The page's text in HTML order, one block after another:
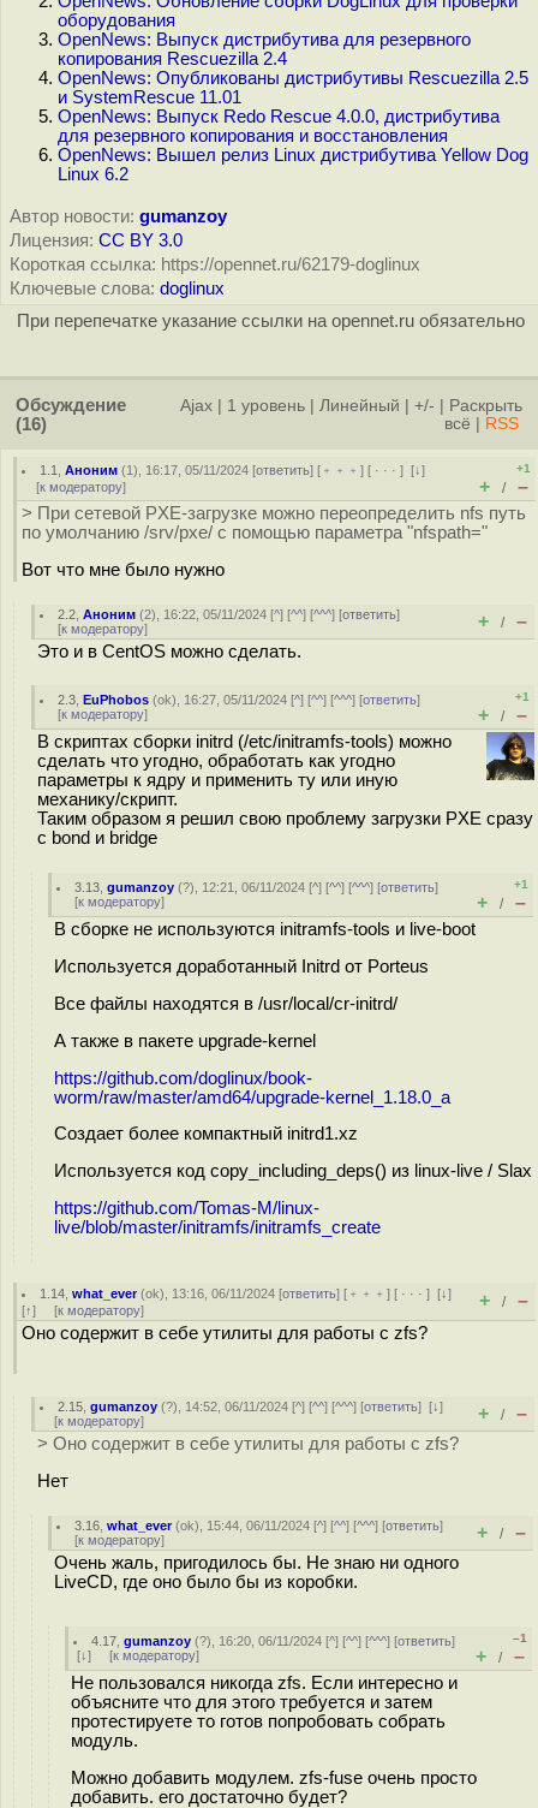
оборудования
OpenNews: Выпуск дистрибутива для резервного
копирования Rescuezilla 2.4
OpenNews: Опубликованы дистрибутивы Rescuezilla 2.5
и SystemRescue 11.01
OpenNews: Выпуск Redo Rescue 4.0.0, дистрибутива
для резервного копирования и восстановления
OpenNews: Вышел релиз Linux дистрибутива Yellow Dog
Linux 6.2
Автор новости: gumanzoy
Лицензия: CC BY 3.0
Короткая ссылка: https://opennet.ru/62179-doglinux
Ключевые слова: doglinux
При перепечатке указание ссылки на opennet.ru обязательно
Обсуждение
(16)
Ajax 1 уровень Линейный +/-
Раскрыть
всё
RSS
1.1 ,Аноним (1), 16:17, 05/11/2024 [ответить] [ ﹢﹢﹢] [ · · ·][↓]
[к модератору]
+1
+ / –
> При сетевой PXE-загрузке можно переопределить nfs путь
по умолчанию /srv/pxe/ с помощью параметра "nfspath="
Вот что мне было нужно
2.2 ,Аноним (2), 16:22, 05/11/2024 [^] [^^] [^^^] [ответить]
[к модератору] + / –
Это и в CentOS можно сделать.
2.3 ,EuPhobos (ok), 16:27, 05/11/2024 [^] [^^] [^^^] [ответить]
[к модератору]
+1
+ / –
В скриптах сборки initrd (/etc/initramfs-tools) можно
сделать что угодно, обработать как угодно
параметры к ядру и применить ту или иную
механику/скрипт.
Таким образом я решил свою проблему загрузки PXE сразу
с bond и bridge
3.13 ,gumanzoy (?), 12:21, 06/11/2024 [^] [^^] [^^^] [ответить]
[к модератору]
+1
+ / –
В сборке не используются initramfs-tools и live-boot
Используется доработанный Initrd от Porteus
Все файлы находятся в /usr/local/cr-initrd/
А также в пакете upgrade-kernel
https://github.com/doglinux/book-
worm/raw/master/amd64/upgrade-kernel_1.18.0_a
Создает более компактный initrd1.xz
Используется код copy_including_deps() из linux-live / Slax
https://github.com/Tomas-M/linux-
live/blob/master/initramfs/initramfs_create
1.14 ,what_ever(ok), 13:16, 06/11/2024 [ответить] [ ﹢﹢﹢] [ · · ·][↓]
[↑] [к модератору] + / –
Оно содержит в себе утилиты для работы с zfs?
2.15 ,gumanzoy (?), 14:52, 06/11/2024 [^] [^^] [^^^] [ответить][↓]
[к модератору] + / –
> Оно содержит в себе утилиты для работы с zfs?
Нет
3.16 ,what_ever(ok), 15:44, 06/11/2024 [^] [^^] [^^^] [ответить]
[к модератору] + / –
Очень жаль, пригодилось бы. Не знаю ни одного
LiveCD, где оно было бы из коробки.
4.17 ,gumanzoy (?), 16:20, 06/11/2024 [^] [^^] [^^^] [ответить]
[↓] [к модератору]
–1
+ / –
Не пользовался никогда zfs. Если интересно и
объясните что для этого требуется и затем
протестируете то готов попробовать собрать
модуль.
Можно добавить модулем. zfs-fuse очень просто
добавить. его достаточно будет?